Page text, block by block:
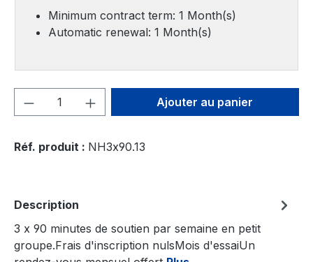
Minimum contract term: 1 Month(s)
Automatic renewal: 1 Month(s)
Quantité de produit : Entrez la
Ajouter au panier
Réf. produit : NH3x90.13
Description
3 x 90 minutes de soutien par semaine en petit
groupe.Frais d'inscription nulsMois d'essaiUn